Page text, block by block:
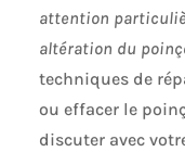
bijoux
de
de polissage
bijoux en
PROMESSE
nous
attention
altération du
techniques de
ou effacer le
discuter avec